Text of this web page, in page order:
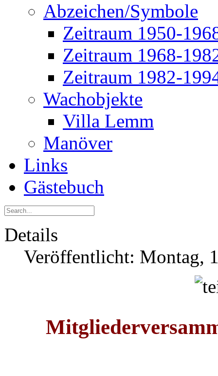
Abzeichen/Symbole
Zeitraum 1950-
Zeitraum 1968-
Zeitraum 1982-
Wachobjekte
Villa Lemm
Manöver
Links
Gästebuch
Details
Veröffentlicht: Montag,